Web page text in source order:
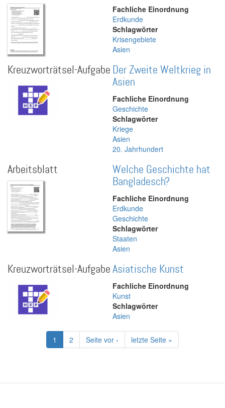
Fachliche Einordnung
Erdkunde
Schlagwörter
Krisengebiete
Asien
Kreuzworträtsel-Aufgabe Der Zweite Weltkrieg in
Asien
Fachliche Einordnung
Geschichte
Schlagwörter
Kriege
Asien
20. Jahrhundert
Arbeitsblatt
Welche Geschichte hat
Bangladesch?
Fachliche Einordnung
Erdkunde
Geschichte
Schlagwörter
Staaten
Asien
Kreuzworträtsel-AufgabeAsiatische Kunst
Fachliche Einordnung
Kunst
Schlagwörter
Asien
Seitennummerierung
Aktuelle
Seite
1 Page
2
Nächste
Seite
Seite vor ›
Letzte
Seite
letzte Seite »